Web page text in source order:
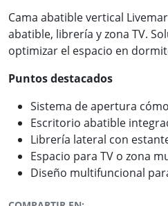
Cama abatible vertical
abatible, librería y zona TV.
optimizar el espacio en
Puntos destacados
Sistema de apertura
Escritorio abatible
Librería lateral con
Espacio para TV o zona
Diseño multifuncional